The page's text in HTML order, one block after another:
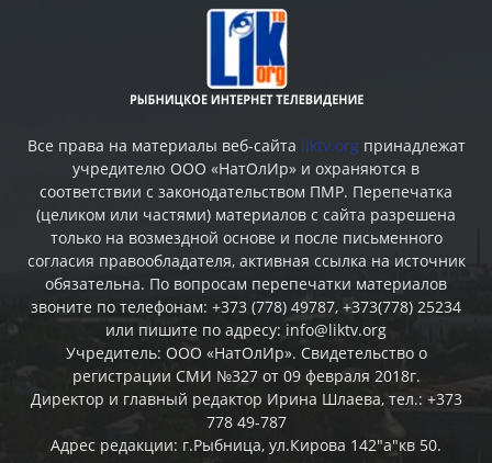
Все права на материалы веб-сайта liktv.org принадлежат
учредителю ООО «НатОлИр» и охраняются в
соответствии с законодательством ПМР. Перепечатка
(целиком или частями) материалов c сайта разрешена
только на возмездной основе и после письменного
согласия правообладателя, активная ссылка на источник
обязательна. По вопросам перепечатки материалов
звоните по телефонам: +373 (778) 49787, +373(778) 25234
или пишите по адресу: info@liktv.org
Учредитель: ООО «НатОлИр». Свидетельство о
регистрации СМИ №327 от 09 февраля 2018г.
Директор и главный редактор Ирина Шлаева, тел.: +373
778 49-787
Адрес редакции: г.Рыбница, ул.Кирова 142"а"кв 50.